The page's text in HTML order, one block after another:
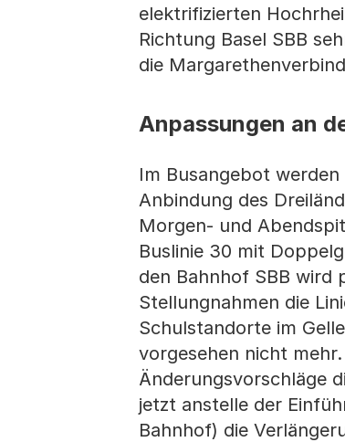
elektrifizierten
Richtung Basel SBB
die
Anpassungen an
Im Busangebot
Anbindung des
Morgen- und
Buslinie 30 mit
den Bahnhof SBB
Stellungnahmen die
Schulstandorte im
vorgesehen nicht
Änderungsvorschläge
jetzt anstelle der
Bahnhof) die